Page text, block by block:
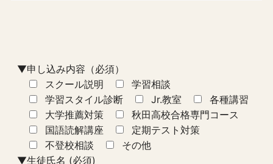
▼申し込み内容（必須）
スクール説明
学習相談
学習スタイル診断
Jr.教室
各種講習
大学推薦対策
秋田高校合格専門コース
国語読解講座
定期テスト対策
不登校相談
その他
▼生徒氏名 (必須)